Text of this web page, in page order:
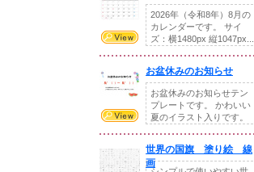
2026年（令和8年）8月の
カレンダーです。 サイ
ズ：横1480px 縦1047px...
お盆休みのお知らせ
お盆休みのお知らせテン
プレートです。 かわいい
夏のイラスト入りです。
世界の国旗 塗り絵 線
画